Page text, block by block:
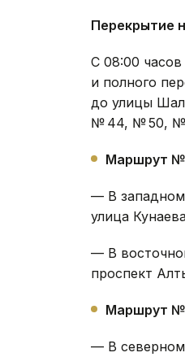
Перекрытие
С 08:00 часов
и полного
до улицы
№ 44, № 50, №
Маршрут №
— В
улица
— В
проспект
Маршрут №
— В